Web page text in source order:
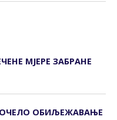
МЈЕРЕ ЗАБРАНЕ
ОБИЉЕЖАВАЊЕ